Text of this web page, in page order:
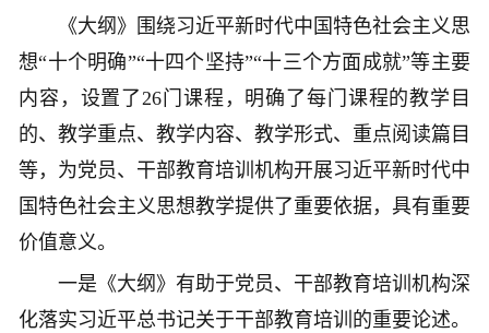
《大纲》围绕习近平新时代中国特色社会主义思
想“十个明确”“十四个坚持”“十三个方面成就”等主要
内容，设置了26门课程，明确了每门课程的教学目
的、教学重点、教学内容、教学形式、重点阅读篇目
等，为党员、干部教育培训机构开展习近平新时代中
国特色社会主义思想教学提供了重要依据，具有重要
价值意义。
一是《大纲》有助于党员、干部教育培训机构深
化落实习近平总书记关于干部教育培训的重要论述。